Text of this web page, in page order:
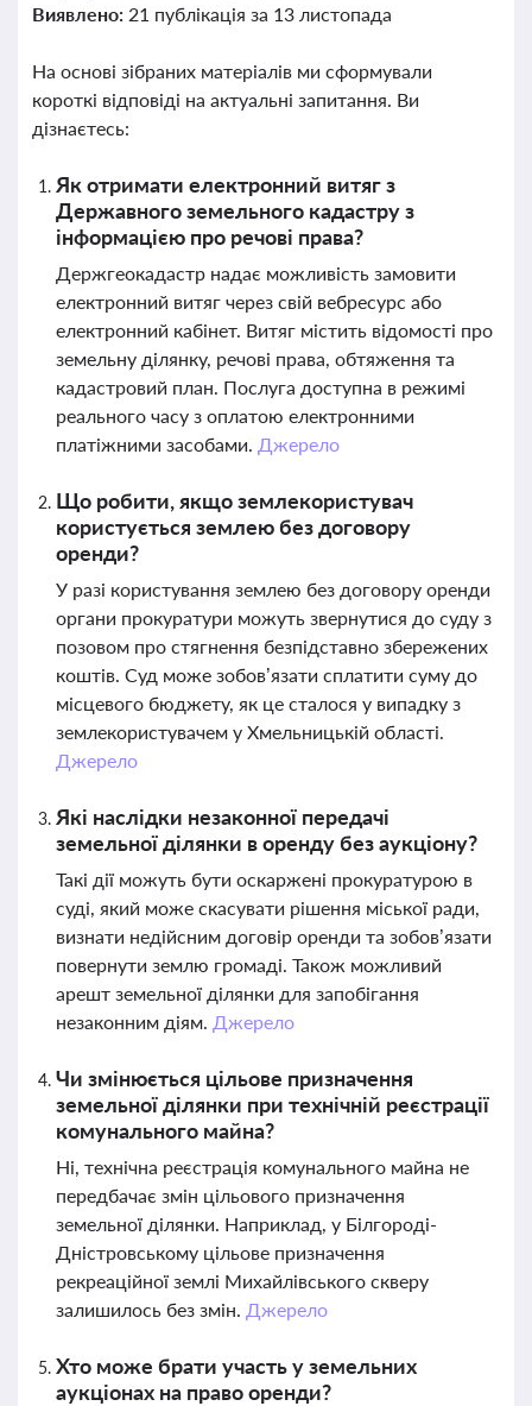
Виявлено: 21 публікація за 13 листопада
На основі зібраних матеріалів ми сформували
короткі відповіді на актуальні запитання. Ви
дізнаєтесь:
Як отримати електронний витяг з
Державного земельного кадастру з
інформацією про речові права?
Держгеокадастр надає можливість замовити
електронний витяг через свій вебресурс або
електронний кабінет. Витяг містить відомості про
земельну ділянку, речові права, обтяження та
кадастровий план. Послуга доступна в режимі
реального часу з оплатою електронними
платіжними засобами. Джерело
Що робити, якщо землекористувач
користується землею без договору
оренди?
У разі користування землею без договору оренди
органи прокуратури можуть звернутися до суду з
позовом про стягнення безпідставно збережених
коштів. Суд може зобов’язати сплатити суму до
місцевого бюджету, як це сталося у випадку з
землекористувачем у Хмельницькій області.
Джерело
Які наслідки незаконної передачі
земельної ділянки в оренду без аукціону?
Такі дії можуть бути оскаржені прокуратурою в
суді, який може скасувати рішення міської ради,
визнати недійсним договір оренди та зобов’язати
повернути землю громаді. Також можливий
арешт земельної ділянки для запобігання
незаконним діям. Джерело
Чи змінюється цільове призначення
земельної ділянки при технічній реєстрації
комунального майна?
Ні, технічна реєстрація комунального майна не
передбачає змін цільового призначення
земельної ділянки. Наприклад, у Білгороді-
Дністровському цільове призначення
рекреаційної землі Михайлівського скверу
залишилось без змін. Джерело
Хто може брати участь у земельних
аукціонах на право оренди?